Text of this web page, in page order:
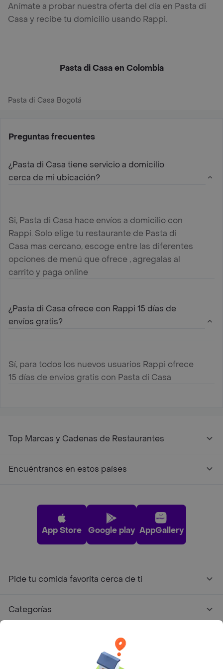
Anímate a probar nuestra oferta del día en Pasta di
Casa y recibe tu domicilio usando Rappi.
Pasta di Casa en Colombia
Pasta di Casa Bogotá
Preguntas frecuentes
¿Pasta di Casa tiene servicio a domicilio
cerca de mi ubicación?
Si, Pasta di Casa hace envíos a domicilio con
Rappi. Solo elige tu restaurante de Pasta di
Casa mas cercano, escoge entre las diferentes
opciones de menú que ofrece , agregalas al
carrito y paga online
¿Pasta di Casa ofrece con Rappi 15 días de
envíos gratis?
Sí, para todos los nuevos usuarios Rappi ofrece
15 días de envíos gratis con Pasta di Casa
Top Marcas y Cadenas de Restaurantes
Encuéntranos en estos países
App Store Google play AppGallery
Pide tu comida favorita cerca de ti
Categorías